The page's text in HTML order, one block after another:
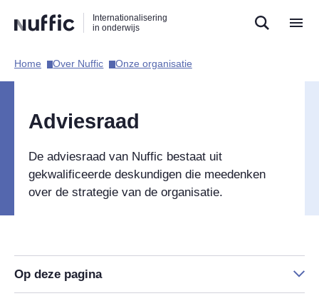
naar
zoekfunctie
naar
hoofdnavigatie
naar
inhoud
Internationalisering
in onderwijs
Hoofdnavigatie
Home​ Over Nuffic​ Onze organisatie​
Adviesraad
De adviesraad van Nuffic bestaat uit
gekwalificeerde deskundigen die meedenken
over de strategie van de organisatie.
Op deze pagina